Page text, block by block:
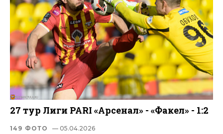
27 тур Лиги PARI «Арсенал» - «Факел» - 1:2
149 ФОТО — 05.04.2026